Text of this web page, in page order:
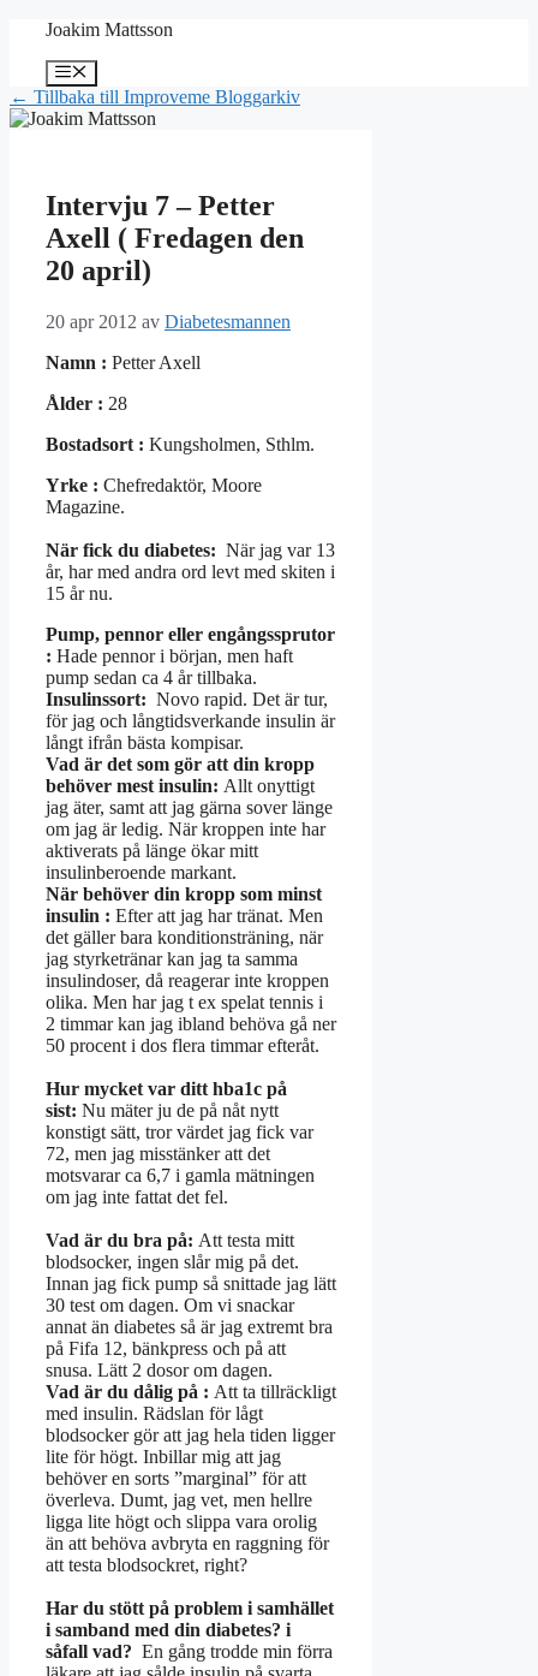
Hoppa
innehåll
Joakim Mattsson
Meny
← Tillbaka till Improveme Bloggarkiv
Intervju 7 – Petter
Axell ( Fredagen den
20 april)
20 apr 2012 av Diabetesmannen
Namn : Petter Axell
Ålder : 28
Bostadsort : Kungsholmen, Sthlm.
Yrke : Chefredaktör, Moore
Magazine.
När fick du diabetes: När jag var 13
år, har med andra ord levt med skiten i
15 år nu.
Pump, pennor eller engångssprutor
: Hade pennor i början, men haft
pump sedan ca 4 år tillbaka.
Insulinssort: Novo rapid. Det är tur,
för jag och långtidsverkande insulin är
långt ifrån bästa kompisar.
Vad är det som gör att din kropp
behöver mest insulin: Allt onyttigt
jag äter, samt att jag gärna sover länge
om jag är ledig. När kroppen inte har
aktiverats på länge ökar mitt
insulinberoende markant.
När behöver din kropp som minst
insulin : Efter att jag har tränat. Men
det gäller bara konditionsträning, när
jag styrketränar kan jag ta samma
insulindoser, då reagerar inte kroppen
olika. Men har jag t ex spelat tennis i
2 timmar kan jag ibland behöva gå ner
50 procent i dos flera timmar efteråt.
Hur mycket var ditt hba1c på
sist: Nu mäter ju de på nåt nytt
konstigt sätt, tror värdet jag fick var
72, men jag misstänker att det
motsvarar ca 6,7 i gamla mätningen
om jag inte fattat det fel.
Vad är du bra på: Att testa mitt
blodsocker, ingen slår mig på det.
Innan jag fick pump så snittade jag lätt
30 test om dagen. Om vi snackar
annat än diabetes så är jag extremt bra
på Fifa 12, bänkpress och på att
snusa. Lätt 2 dosor om dagen.
Vad är du dålig på : Att ta tillräckligt
med insulin. Rädslan för lågt
blodsocker gör att jag hela tiden ligger
lite för högt. Inbillar mig att jag
behöver en sorts ”marginal” för att
överleva. Dumt, jag vet, men hellre
ligga lite högt och slippa vara orolig
än att behöva avbryta en raggning för
att testa blodsockret, right?
Har du stött på problem i samhället
i samband med din diabetes? i
såfall vad? En gång trodde min förra